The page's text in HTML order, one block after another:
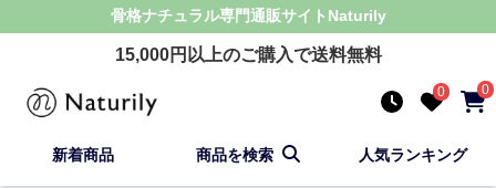
骨格ナチュラル専門通販サイト Naturily
15,000円以上のご購入で送料無料
0 0
新着商品 商品を検索 人気ランキング